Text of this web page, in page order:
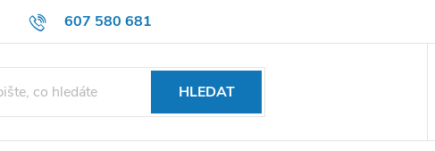
607 580 681
HLEDAT